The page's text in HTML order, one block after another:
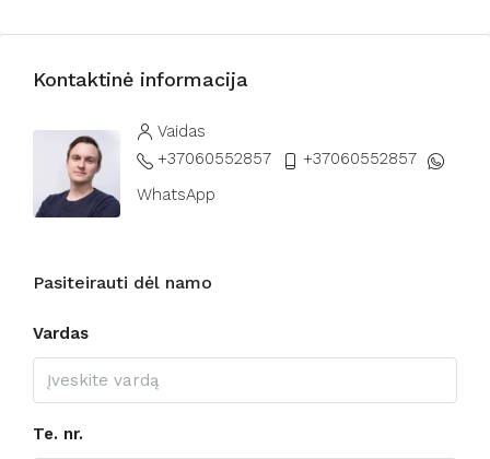
Kontaktinė informacija
Vaidas
+37060552857
+37060552857
WhatsApp
Pasiteirauti dėl namo
Vardas
Te. nr.